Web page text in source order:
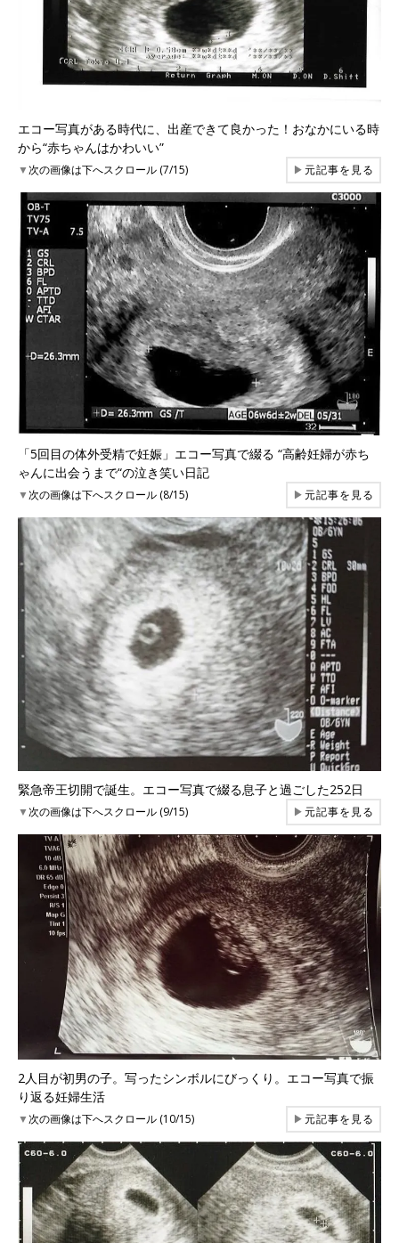
エコー写真がある時代に、出産できて良かった！おなかにいる時
から“赤ちゃんはかわいい”
▼次の画像は下へスクロール (7/15) ▶元記事を見る
「5回目の体外受精で妊娠」エコー写真で綴る “高齢妊婦が赤ち
ゃんに出会うまで“の泣き笑い日記
▼次の画像は下へスクロール (8/15) ▶元記事を見る
緊急帝王切開で誕生。エコー写真で綴る息子と過ごした252日
▼次の画像は下へスクロール (9/15) ▶元記事を見る
2人目が初男の子。写ったシンボルにびっくり。エコー写真で振
り返る妊婦生活
▼次の画像は下へスクロール (10/15) ▶元記事を見る